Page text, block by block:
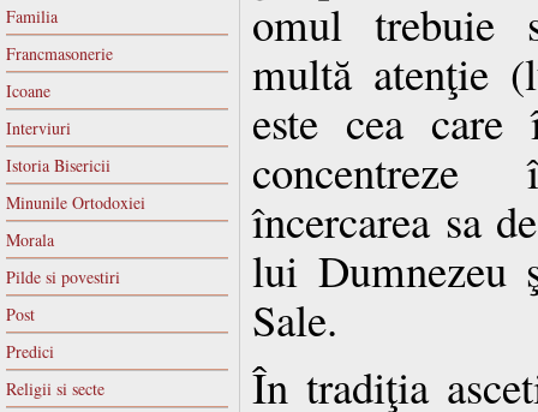
Familia
Francmasonerie
Icoane
Interviuri
Istoria Bisericii
Minunile Ortodoxiei
Morala
Pilde si povestiri
Post
Predici
Religii si secte
omul trebuie
multă atenţie
este cea
încercarea sa
lui Dumnezeu
Sale.
În tradiţia